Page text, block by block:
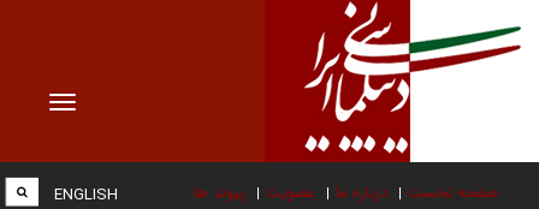
Toggle
صفحه نخست درباره ما عضویت پیوند ها ENGLISH